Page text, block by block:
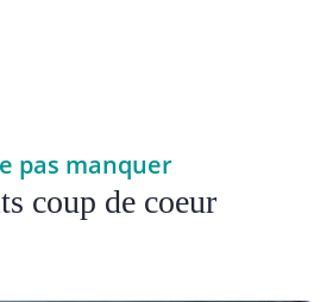
pas manquer
coup de coeur